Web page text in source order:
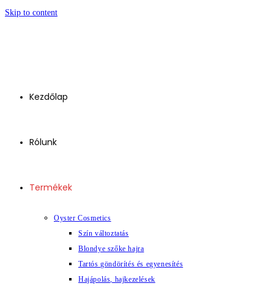
Skip to content
Kezdőlap
Rólunk
Termékek
Oyster Cosmetics
Szín változtatás
Blondye szőke hajra
Tartós göndörítés és egyenesítés
Hajápolás, hajkezelések